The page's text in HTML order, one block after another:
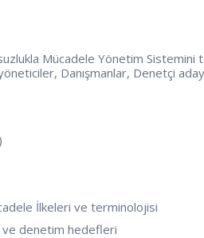
Mücadele Yönetim Sistemini
Danışmanlar, Denetçi
İlkeleri ve terminolojisi
denetim hedefleri